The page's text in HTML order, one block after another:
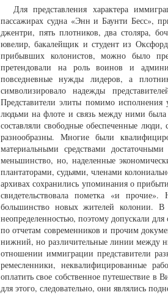
Для представления характера
пассажирах судна «Энн и Баунти Бесс»,
джентри, пять плотников, два столяра,
ювелир, бакалейщик и студент из
прибывших колонистов, можно было
претендовали на роль воинов и
повседневные нужды лидеров, а
символизировало надежды
Представители элиты помимо
людьми на флоте и связь между ними была
составляли свободные обеспеченные
разнообразны. Многие были
материальными средствами
меньшинство, но, наделенные
плантаторами, судьями, членами
архивах сохранились упоминания о
свидетельствовала пометка «и
большинство новых жителей колонии. В
неопределенностью, поэтому допускали
по отчетам современников и прочим
нижний, но различительные линии между
отношении иммиграции представители
ремесленники, неквалифицированные
оплатить свое собственное путешествие
для этого, следовательно, они являлись